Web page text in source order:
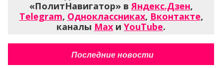
«ПолитНавигатор» вЯндекс.Дзен,
Telegram, Одноклассниках, Вконтакте,
каналы Max и YouTube.
Последние новости